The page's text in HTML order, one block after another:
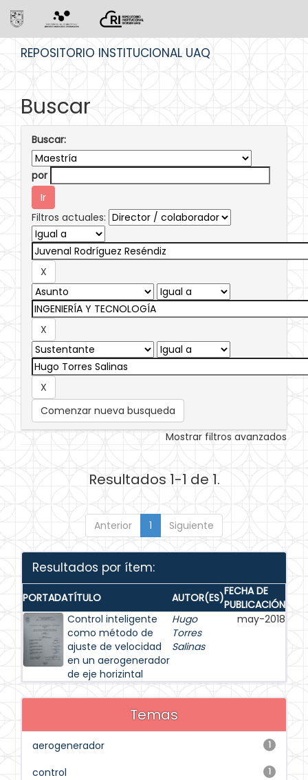
REPOSITORIO INSTITUCIONAL UAQ
Buscar
Buscar:
por
Filtros actuales:
Comenzar nueva busqueda
Mostrar filtros avanzados
Resultados 1-1 de 1.
Anterior 1 Siguiente
Resultados por ítem:
PORTADATÍTULO AUTOR(ES)FECHA DE
PUBLICACIÓN
Control inteligente
como método de
ajuste de velocidad
en un aerogenerador
de eje horizintal
Hugo
Torres
Salinas
may-2018
Temas
1
aerogenerador
1
control